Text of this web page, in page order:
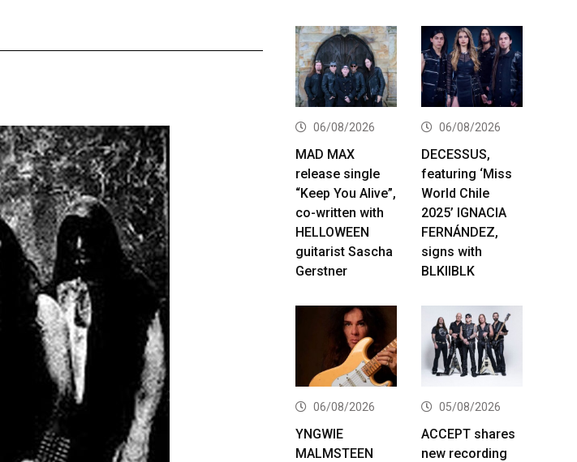
06/08/2026
MAD MAX
release single
“Keep You Alive”,
co-written with
HELLOWEEN
guitarist Sascha
Gerstner
06/08/2026
DECESSUS,
featuring ‘Miss
World Chile
2025’ IGNACIA
FERNÁNDEZ,
signs with
BLKIIBLK
06/08/2026
YNGWIE
MALMSTEEN
05/08/2026
ACCEPT shares
new recording